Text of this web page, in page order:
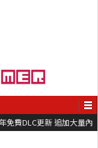
免費DLC更新 追加大量內